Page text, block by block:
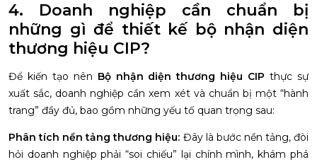
4. Doanh nghiệp cần chuẩn bị
những gì để thiết kế bộ nhận diện
thương hiệu CIP?
Để kiến tạo nên Bộ nhận diện thương hiệu CIP thực sự
xuất sắc, doanh nghiệp cần xem xét và chuẩn bị một “hành
trang” đầy đủ, bao gồm những yếu tố quan trọng sau:
Phân tích nền tảng thương hiệu: Đây là bước nền tảng, đòi
hỏi doanh nghiệp phải “soi chiếu” lại chính mình, khám phá